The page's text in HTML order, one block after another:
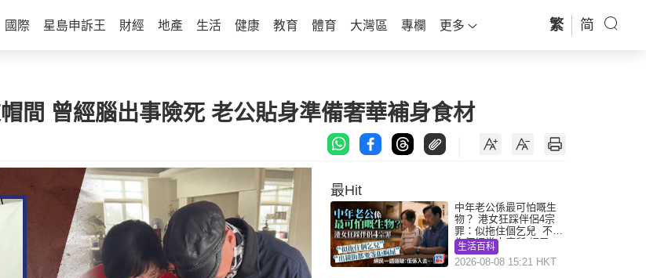
國際 星島申訴王 財經 地產 生活 健康 教育 體育 大灣區 專欄 更多 繁 简
間 曾經腦出事險死 老公貼身準備奢華補身食材
最Hit
中年老公係最可怕嘅生
物？ 港女狂踩伴侶4宗
罪：似拖住個乞兒 不解
為何經常去廁所 網民一
語道破
生活百科
2026-08-08 15:21 HKT